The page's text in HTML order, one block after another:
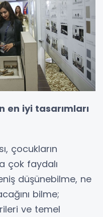
en iyi tasarımları
çocukların
çok faydalı
düşünebilme, ne
bilme;
ve temel